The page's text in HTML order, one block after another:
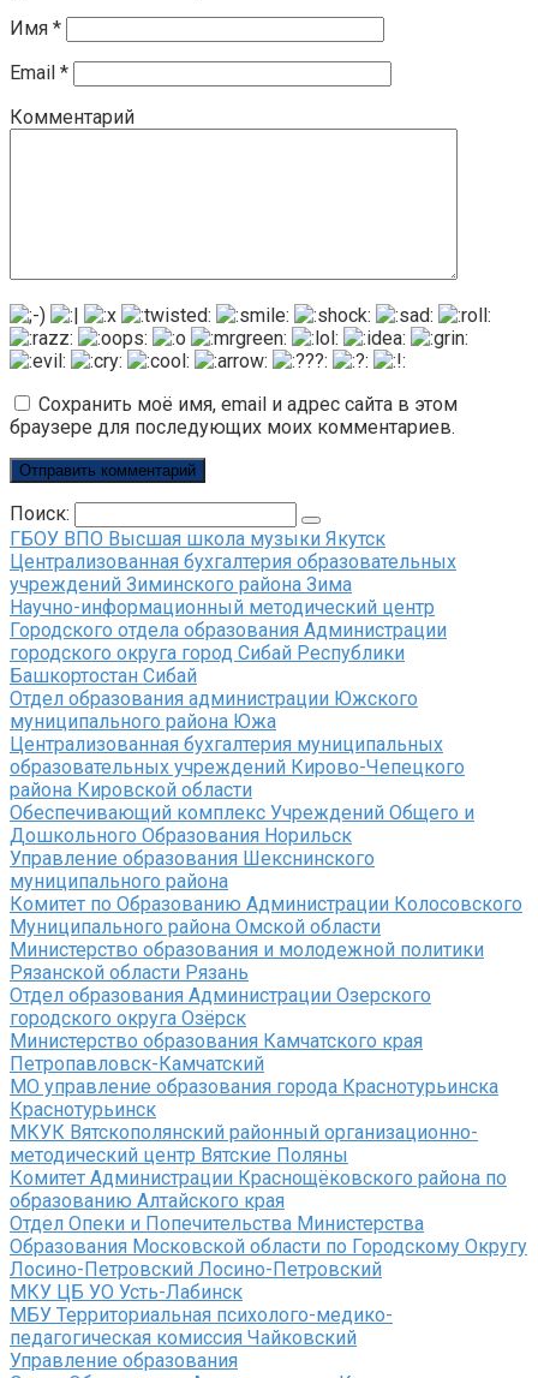
Имя *
Email *
Комментарий
Сохранить моё имя, email и адрес сайта в этом
браузере для последующих моих комментариев.
Поиск:
ГБОУ ВПО Высшая школа музыки Якутск
Централизованная бухгалтерия образовательных
учреждений Зиминского района Зима
Научно-информационный методический центр
Городского отдела образования Администрации
городского округа город Сибай Республики
Башкортостан Сибай
Отдел образования администрации Южского
муниципального района Южа
Централизованная бухгалтерия муниципальных
образовательных учреждений Кирово-Чепецкого
района Кировской области
Обеспечивающий комплекс Учреждений Общего и
Дошкольного Образования Норильск
Управление образования Шекснинского
муниципального района
Комитет по Образованию Администрации Колосовского
Муниципального района Омской области
Министерство образования и молодежной политики
Рязанской области Рязань
Отдел образования Администрации Озерского
городского округа Озёрск
Министерство образования Камчатского края
Петропавловск-Камчатский
МО управление образования города Краснотурьинска
Краснотурьинск
МКУК Вятскополянский районный организационно-
методический центр Вятские Поляны
Комитет Администрации Краснощёковского района по
образованию Алтайского края
Отдел Опеки и Попечительства Министерства
Образования Московской области по Городскому Округу
Лосино-Петровский Лосино-Петровский
МКУ ЦБ УО Усть-Лабинск
МБУ Территориальная психолого-медико-
педагогическая комиссия Чайковский
Управление образования